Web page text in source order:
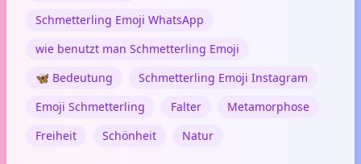
Schmetterling Emoji WhatsApp
wie benutzt man Schmetterling Emoji
🦋 Bedeutung
Schmetterling Emoji Instagram
Emoji Schmetterling
Falter
Metamorphose
Freiheit
Schönheit Natur